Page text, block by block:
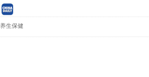
养生保健